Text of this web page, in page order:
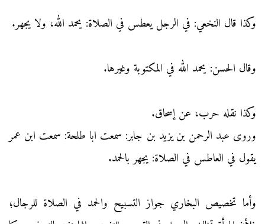
وكذا قال النخعي: في الرجل يعطس في الصلاة: يحمد الله، ولا يجهر.
وقال الحسن: يحمد الله في المكتوبة وغيرها.
وكذا نقله حرب، عن إسحاق.
وروى عبد الرحمن بن يزيد بن جابر: سمعت ابا طلحة: سمعت ابن عمر
يقول في العاطس في الصلاة: يجهر بالحمد.
وأما تخصيص البخاري جواز التسبيح والحمد في الصلاة للرجال؛